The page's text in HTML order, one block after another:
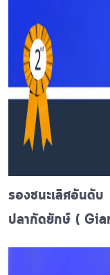
รองชนะเลิศอันดับ
ปลากัดยักษ์ (